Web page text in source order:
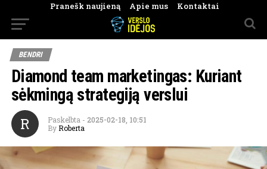
Pranešk naujieną Apie mus Kontaktai
BENDRI
Diamond team marketingas: Kuriant
sėkmingą strategiją verslui
R Paskelbta - 2025-02-18, 10:51
By Roberta